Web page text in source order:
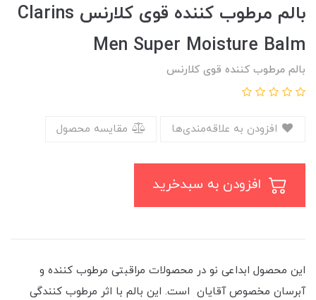
بالم مرطوب کننده قوی کلارنس Clarins
Men Super Moisture Balm
بالم مرطوب کننده قوی کلارنس
مقایسه محصول
این محصول ابداعی نو در محصولات مراقبتی مرطوب کننده و
آبرسان مخصوص آقایان است. این بالم با اثر مرطوب کنندگی